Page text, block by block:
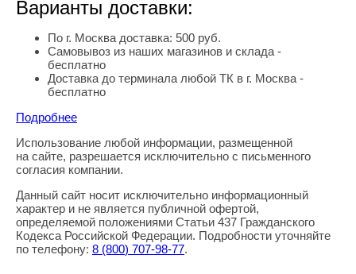
Варианты доставки:
По г. Москва доставка: 500 руб.
Самовывоз из наших магазинов и склада -
бесплатно
Доставка до терминала любой ТК в г. Москва -
бесплатно
Подробнее
Правовая информация
Использование любой информации, размещенной
на сайте, разрешается исключительно с письменного
согласия компании.
Данный сайт носит исключительно информационный
характер и не является публичной офертой,
определяемой положениями Статьи 437 Гражданского
Кодекса Российской Федерации. Подробности уточняйте
по телефону: 8 (800) 707-98-77.